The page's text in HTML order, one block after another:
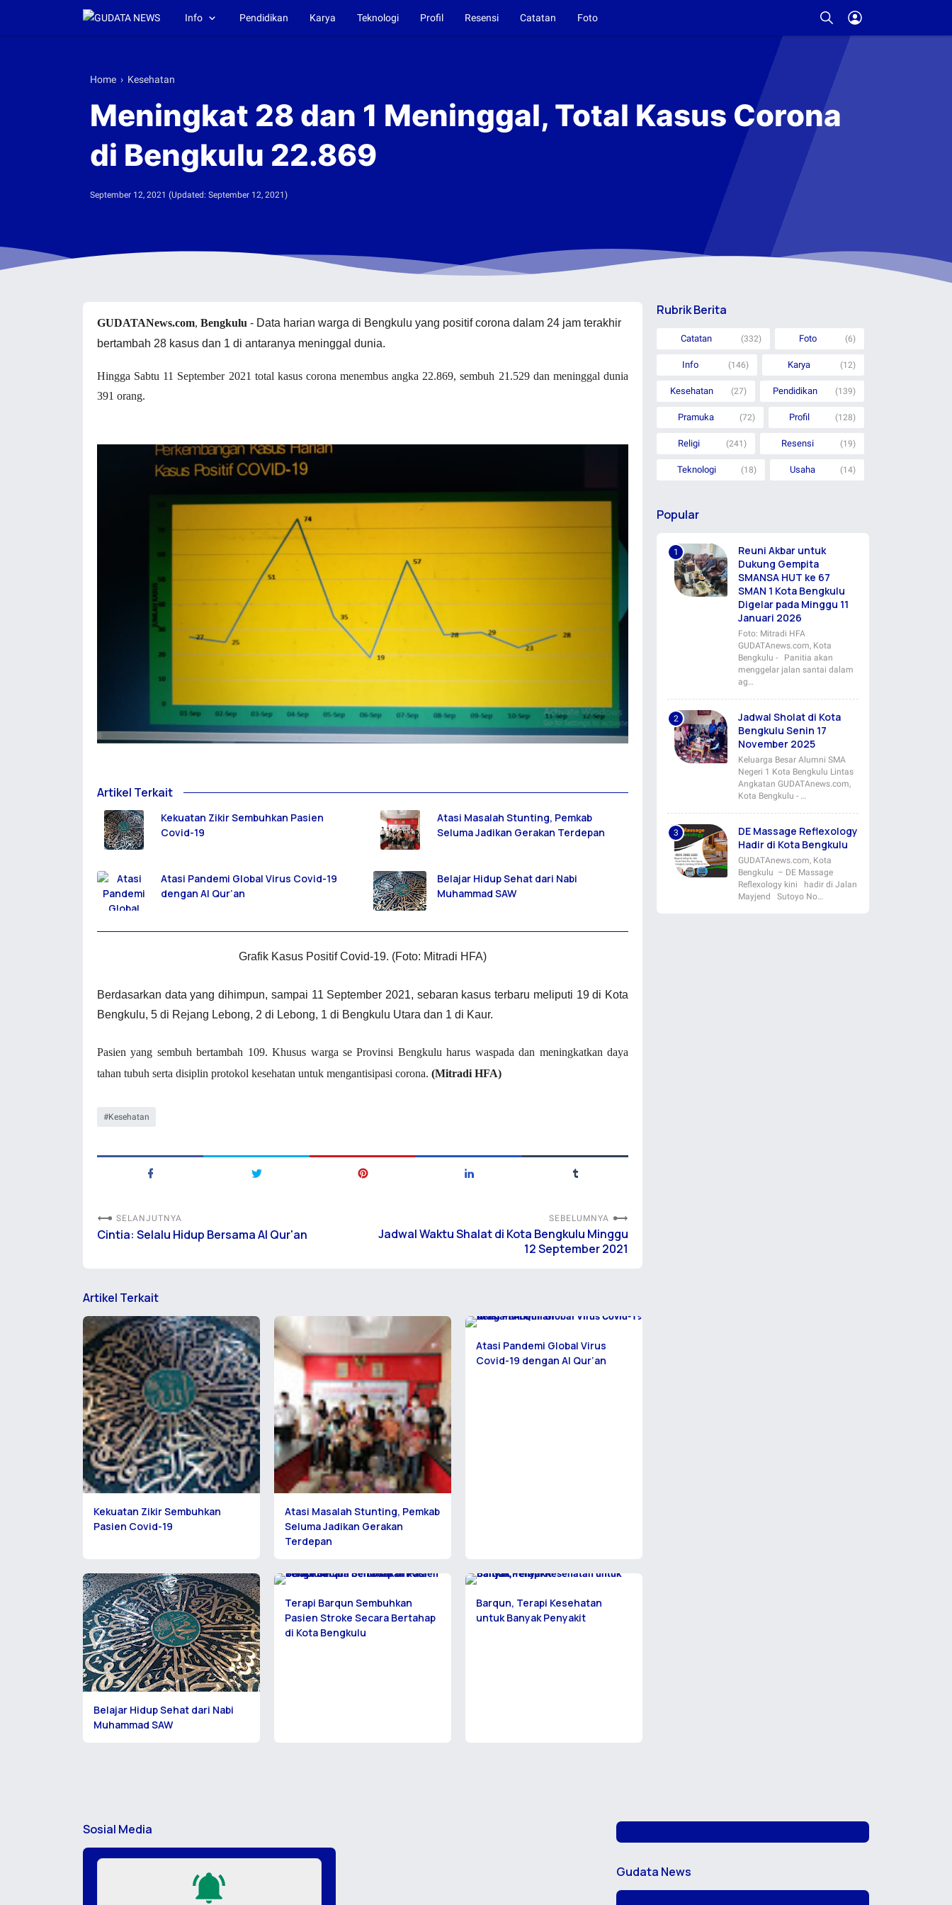
Info Pendidikan Karya Teknologi Profil Resensi Catatan Foto
Home › Kesehatan
Meningkat 28 dan 1 Meninggal, Total Kasus Corona
di Bengkulu 22.869
September 12, 2021 (Updated: September 12, 2021)
GUDATANews.com, Bengkulu - Data harian warga di Bengkulu yang positif corona dalam 24 jam terakhir
bertambah 28 kasus dan 1 di antaranya meninggal dunia.
Hingga Sabtu 11 September 2021 total kasus corona menembus angka 22.869, sembuh 21.529 dan meninggal dunia
391 orang.
Artikel Terkait
Kekuatan Zikir Sembuhkan Pasien
Covid-19
Atasi Masalah Stunting, Pemkab
Seluma Jadikan Gerakan Terdepan
Atasi Pandemi Global Virus Covid-19
dengan Al Qur’an
Belajar Hidup Sehat dari Nabi
Muhammad SAW
Grafik Kasus Positif Covid-19. (Foto: Mitradi HFA)
Berdasarkan data yang dihimpun, sampai 11 September 2021, sebaran kasus terbaru meliputi 19 di Kota
Bengkulu, 5 di Rejang Lebong, 2 di Lebong, 1 di Bengkulu Utara dan 1 di Kaur.
Pasien yang sembuh bertambah 109. Khusus warga se Provinsi Bengkulu harus waspada dan meningkatkan daya
tahan tubuh serta disiplin protokol kesehatan untuk mengantisipasi corona. (Mitradi HFA)
Kesehatan
SELANJUTNYA
Cintia: Selalu Hidup Bersama Al Qur'an
SEBELUMNYA
Jadwal Waktu Shalat di Kota Bengkulu Minggu
12 September 2021
Artikel Terkait
Kekuatan Zikir Sembuhkan
Pasien Covid-19
Atasi Masalah Stunting, Pemkab
Seluma Jadikan Gerakan
Terdepan
Atasi Pandemi Global Virus
Covid-19 dengan Al Qur’an
Belajar Hidup Sehat dari Nabi
Muhammad SAW
Terapi Barqun Sembuhkan
Pasien Stroke Secara Bertahap
di Kota Bengkulu
Barqun, Terapi Kesehatan
untuk Banyak Penyakit
Rubrik Berita
Catatan (332) Foto (6)
Info (146) Karya (12)
Kesehatan (27) Pendidikan (139)
Pramuka (72) Profil (128)
Religi (241) Resensi (19)
Teknologi (18) Usaha (14)
Popular
Reuni Akbar untuk
Dukung Gempita
SMANSA HUT ke 67
SMAN 1 Kota Bengkulu
Digelar pada Minggu 11
Januari 2026
Foto: Mitradi HFA
GUDATAnews.com, Kota
Bengkulu - Panitia akan
menggelar jalan santai dalam
ag…
Jadwal Sholat di Kota
Bengkulu Senin 17
November 2025
Keluarga Besar Alumni SMA
Negeri 1 Kota Bengkulu Lintas
Angkatan GUDATAnews.com,
Kota Bengkulu - …
DE Massage Reflexology
Hadir di Kota Bengkulu
GUDATAnews.com, Kota
Bengkulu – DE Massage
Reflexology kini hadir di Jalan
Mayjend Sutoyo No…
Sosial Media
Gudata News